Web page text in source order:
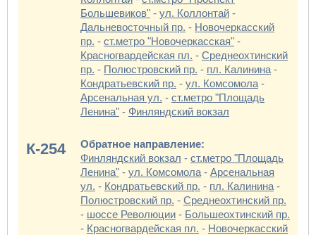
Большевиков" - ул. Коллонтай -
Дальневосточный пр. - Новочеркасский
пр. - ст.метро "Новочеркасская" -
Красногвардейская пл. - Среднеохтинский
пр. - Полюстровский пр. - пл. Калинина -
Кондратьевский пр. - ул. Комсомола -
Арсенальная ул. - ст.метро "Площадь
Ленина" - Финляндский вокзал
К-254
Обратное направление:
Финляндский вокзал - ст.метро "Площадь
Ленина" - ул. Комсомола - Арсенальная
ул. - Кондратьевский пр. - пл. Калинина -
Полюстровский пр. - Среднеохтинский пр.
- шоссе Революции - Большеохтинский пр.
- Красногвардейская пл. - Новочеркасский